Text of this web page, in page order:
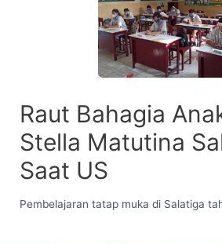
Raut Bahagia
Stella Matutina
Saat US
Pembelajaran tatap muka di Salatiga